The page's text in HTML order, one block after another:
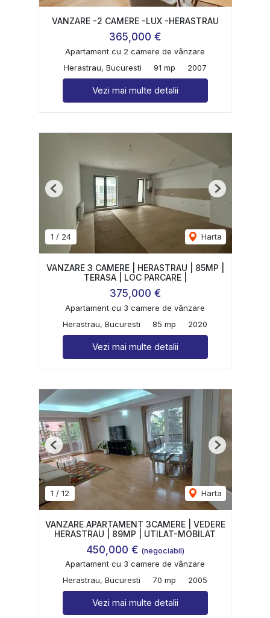
VANZARE -2 CAMERE -LUX -HERASTRAU
365,000 €
Apartament cu 2 camere de vânzare
Herastrau, Bucuresti
91 mp 2007
Vezi mai multe detalii
1 / 24 Harta
Previous Next
VANZARE 3 CAMERE | HERASTRAU | 85MP |
TERASA | LOC PARCARE |
375,000 €
Apartament cu 3 camere de vânzare
Herastrau, Bucuresti
85 mp 2020
Vezi mai multe detalii
1 / 12 Harta
Previous Next
VANZARE APARTAMENT 3CAMERE | VEDERE
HERASTRAU | 89MP | UTILAT-MOBILAT
450,000 € (negociabil)
Apartament cu 3 camere de vânzare
Herastrau, Bucuresti
70 mp 2005
Vezi mai multe detalii